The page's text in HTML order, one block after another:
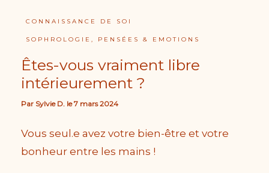
CONNAISSANCE DE SOI
SOPHROLOGIE, PENSÉES & EMOTIONS
Êtes-vous vraiment libre
intérieurement ?
Par Sylvie D. le7 mars 2024
Vous seul.e avez votre bien-être et votre
bonheur entre les mains !